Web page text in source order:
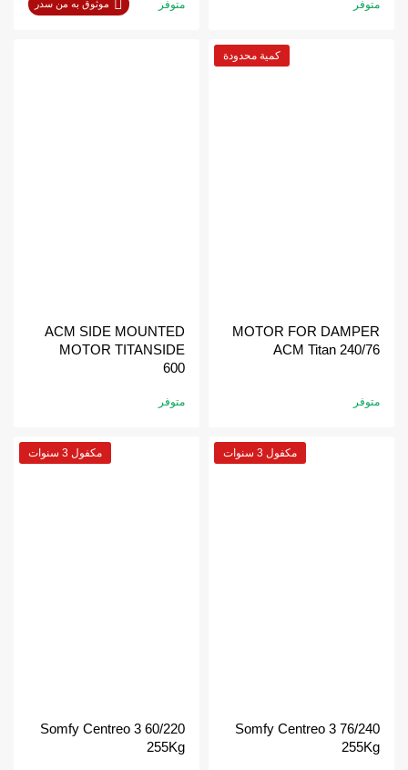
متوفر متوفر موثوق به من سدر
كمية محدودة
MOTOR FOR DAMPER
ACM Titan 240/76
متوفر
ACM SIDE MOUNTED
MOTOR TITANSIDE
600
متوفر
مكفول 3 سنوات
Somfy Centreo 3 76/240
255Kg
مكفول 3 سنوات
Somfy Centreo 3 60/220
255Kg